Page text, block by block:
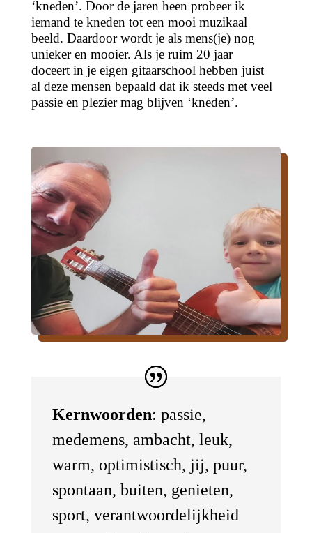
‘kneden’. Door de jaren heen probeer ik
iemand te kneden tot een mooi muzikaal
beeld. Daardoor wordt je als mens(je) nog
unieker en mooier. Als je ruim 20 jaar
doceert in je eigen gitaarschool hebben juist
al deze mensen bepaald dat ik steeds met veel
passie en plezier mag blijven ‘kneden’.
Kernwoorden: passie,
medemens, ambacht, leuk,
warm, optimistisch, jij, puur,
spontaan, buiten, genieten,
sport, verantwoordelijkheid